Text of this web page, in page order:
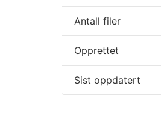
Antall filer
Opprettet
Sist oppdatert